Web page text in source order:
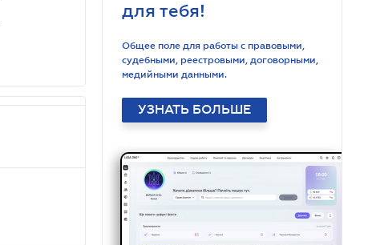
для тебя!
Общее поле для работы с правовыми,
судебными, реестровыми, договорными,
медийными данными.
УЗНАТЬ БОЛЬШЕ